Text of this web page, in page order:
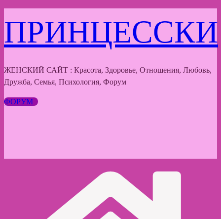
к
содержимому
ПРИНЦЕССКИ
ЖЕНСКИЙ САЙТ : Красота, Здоровье, Отношения, Любовь,
Дружба, Семья, Психология, Форум
ФОРУМ